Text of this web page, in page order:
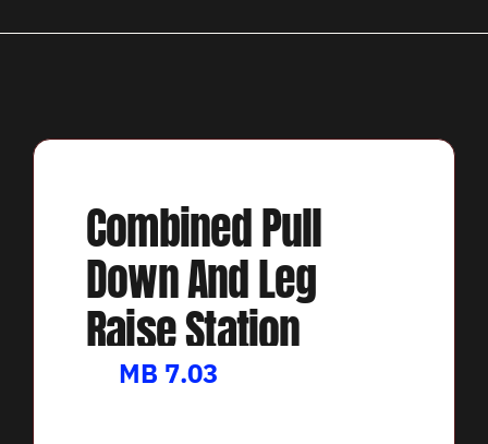
Combined Pull
Down And Leg
Raise Station
MB 7.03